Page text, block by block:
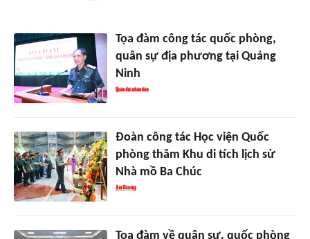
Tọa đàm công tác quốc phòng,
quân sự địa phương tại Quảng
Ninh
Đoàn công tác Học viện Quốc
phòng thăm Khu di tích lịch sử
Nhà mồ Ba Chúc
Tọa đàm về quân sự, quốc phòng